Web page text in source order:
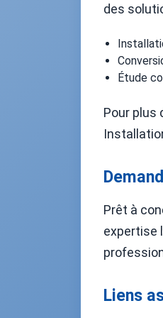
des
Étude
Pour plus
Prêt à
expertise
Liens